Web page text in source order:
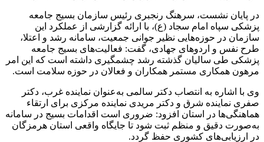
در پایان نشست، سرهنگ رنجبری رئیس سازمان بسیج جامعه
پزشکی سپاه امام سجاد (ع)، با ارائه گزارشی از عملکرد این
سازمان در حوزه‌هایی نظیر جوانی جمعیت، سامانه رشد و اعتلا،
طرح نفس و اردوهای جهادی، گفت: فعالیت‌های بسیج جامعه
پزشکی طی سالیان گذشته رشد چشمگیری داشته است که این امر
مرهون همکاری مستمر همکاران و فعالان در حوزه سلامت است.
وی با اشاره به انتصاب دکتر سالمی به‌عنوان نماینده غرب، دکتر
صفری نماینده شرق و دکتر مریدی نماینده مرکزی برای ارتقاء
هماهنگی‌ها در استان افزود: ضروری است اقدامات بسیج در سامانه
به‌صورت دقیق و منظم ثبت شود تا جایگاه واقعی استان هرمزگان
در ارزیابی‌های کشوری حفظ گردد.